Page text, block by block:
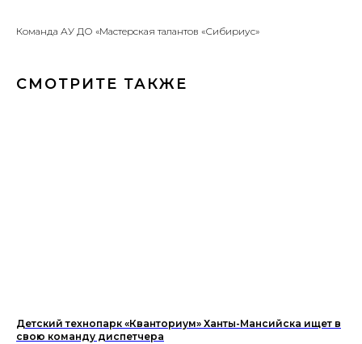
Команда АУ ДО «Мастерская талантов «Сибириус»
СМОТРИТЕ ТАКЖЕ
Детский технопарк «Кванториум» Ханты-Мансийска ищет в
свою команду диспетчера